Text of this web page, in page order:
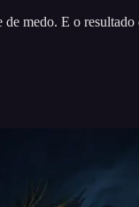
medo. E o resultado